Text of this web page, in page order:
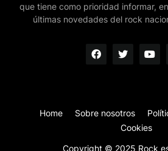
que tiene como prioridad informar,
últimas novedades del rock
Copyright © 2025 Rock
Home Sobre nosotros
Cookies